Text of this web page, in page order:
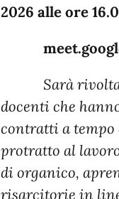
2026 alle ore
Sarà rivolta in
docenti che
contratti a
protratto al
di organico,
risarcitorie in